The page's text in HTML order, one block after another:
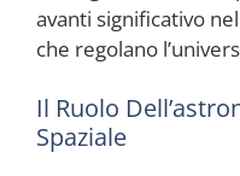
avanti significativo
che regolano
Il Ruolo
Spaziale